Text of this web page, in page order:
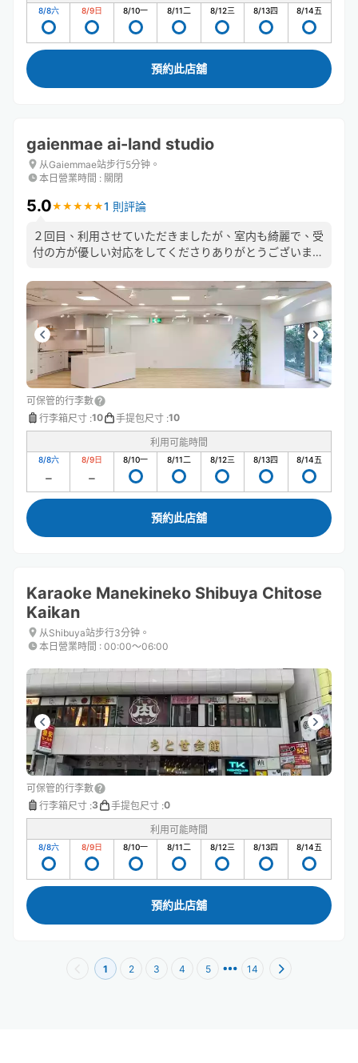
8/8六 8/9日 8/10一 8/11二 8/12三 8/13四 8/14五
預約此店舖
gaienmae ai-land studio
从Gaiemmae站步行5分钟。
本日營業時間 : 關閉
5.0★ ★ ★ ★ ★
★ ★ ★ ★ ★1 則評論
２回目、利用させていただきましたが、室内も綺麗で、受
付の方が優しい対応をしてくださりありがとうございまし
可保管的行李數
行李箱尺寸 :10 手提包尺寸 :10
利用可能時間
8/8六 8/9日 8/10一 8/11二 8/12三 8/13四 8/14五
預約此店舖
Karaoke Manekineko Shibuya Chitose
Kaikan
从Shibuya站步行3分钟。
本日營業時間 : 00:00〜06:00
可保管的行李數
行李箱尺寸 :3 手提包尺寸 :0
利用可能時間
8/8六 8/9日 8/10一 8/11二 8/12三 8/13四 8/14五
預約此店舖
1 2 3 4 5 14